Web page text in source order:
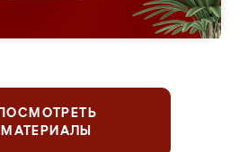
ПОСМОТРЕТЬ
МАТЕРИАЛЫ